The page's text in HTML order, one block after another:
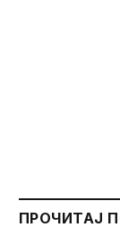
ПРОЧИТАЈ